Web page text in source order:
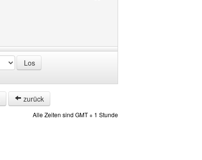
zurück
Alle Zeiten sind GMT + 1 Stunde